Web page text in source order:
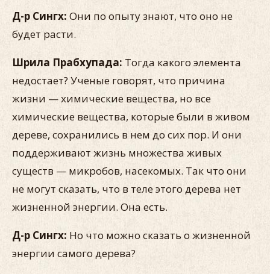
Д-р Сингх: Они по опыту знают, что оно не
будет расти.
Шрила Прабхупада: Тогда какого элемента
недостает? Ученые говорят, что причина
жизни — химические вещества, но все
химические вещества, которые были в живом
дереве, сохранились в нем до сих пор. И они
поддерживают жизнь множества живых
существ — микробов, насекомых. Так что они
не могут сказать, что в теле этого дерева нет
жизненной энергии. Она есть.
Д-р Сингх: Но что можно сказать о жизненной
энергии самого дерева?